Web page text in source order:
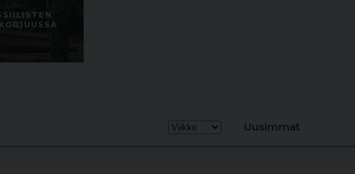
Uusimmat